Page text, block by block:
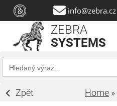
info@zebra.cz
ZEBRA
SYSTEMS
Search
for:
Zpět Home »